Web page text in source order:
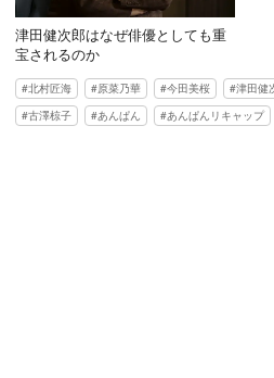
津田健次郎はなぜ俳優としても重
宝されるのか
北村匠海 原菜乃華 今田美桜 津田健
古澤椋子
あんぱん あんぱんリキャップ